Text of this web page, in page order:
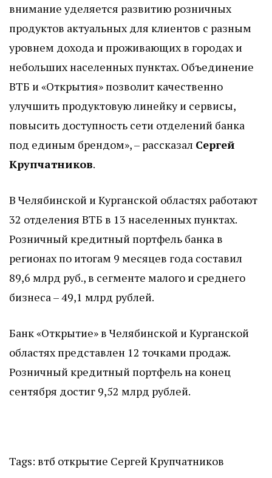
внимание уделяется развитию розничных
продуктов актуальных для клиентов с разным
уровнем дохода и проживающих в городах и
небольших населенных пунктах. Объединение
ВТБ и «Открытия» позволит качественно
улучшить продуктовую линейку и сервисы,
повысить доступность сети отделений банка
под единым брендом», – рассказал Сергей
Крупчатников.
В Челябинской и Курганской областях работают
32 отделения ВТБ в 13 населенных пунктах.
Розничный кредитный портфель банка в
регионах по итогам 9 месяцев года составил
89,6 млрд руб., в сегменте малого и среднего
бизнеса – 49,1 млрд рублей.
Банк «Открытие» в Челябинской и Курганской
областях представлен 12 точками продаж.
Розничный кредитный портфель на конец
сентября достиг 9,52 млрд рублей.
Tags: втб открытие Сергей Крупчатников